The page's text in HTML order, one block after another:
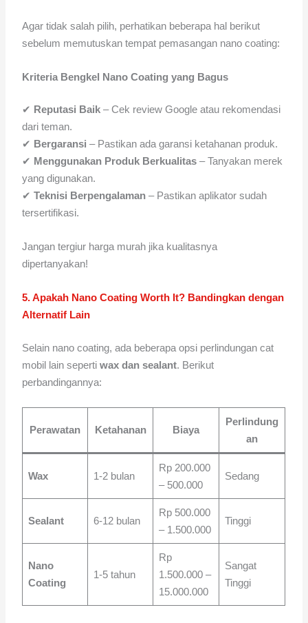
Agar tidak salah pilih, perhatikan beberapa hal berikut
sebelum memutuskan tempat pemasangan nano coating:
Kriteria Bengkel Nano Coating yang Bagus
✔ Reputasi Baik – Cek review Google atau rekomendasi
dari teman.
✔ Bergaransi – Pastikan ada garansi ketahanan produk.
✔ Menggunakan Produk Berkualitas – Tanyakan merek
yang digunakan.
✔Teknisi Berpengalaman – Pastikan aplikator sudah
tersertifikasi.
Jangan tergiur harga murah jika kualitasnya
dipertanyakan!
5. Apakah Nano Coating Worth It? Bandingkan dengan
Alternatif Lain
Selain nano coating, ada beberapa opsi perlindungan cat
mobil lain sepertiwax dan sealant. Berikut
perbandingannya:
Perawatan Ketahanan Biaya
Perlindung
an
Wax 1-2 bulan
Rp 200.000
– 500.000
Sedang
Sealant 6-12 bulan
Rp 500.000
– 1.500.000
Tinggi
Nano
Coating
1-5 tahun
Rp
1.500.000 –
15.000.000
Sangat
Tinggi